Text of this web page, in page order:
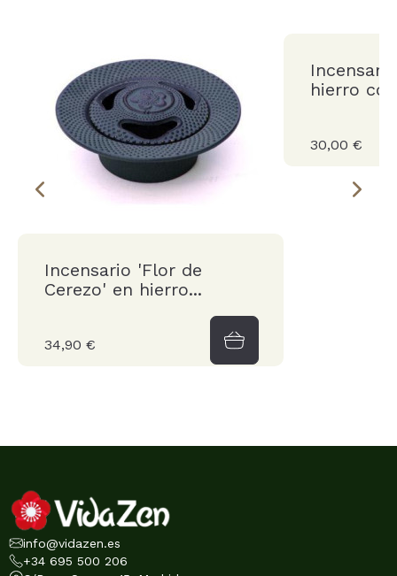
Incensario 'Flor de
Cerezo' en hierro...
34,90 €
hierro
30,00 €
info@vidazen.es
+34 695 500 206